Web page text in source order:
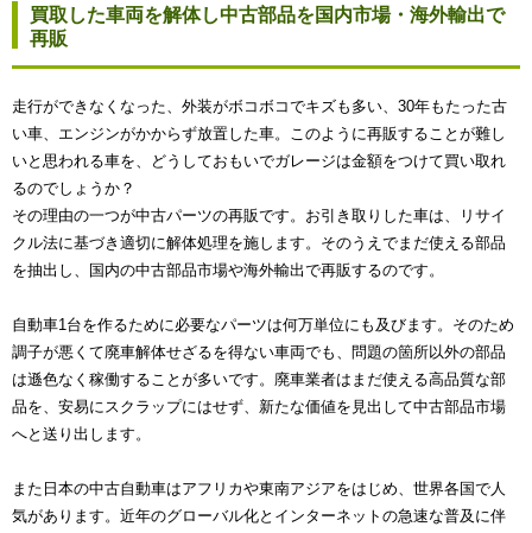
買取した車両を解体し中古部品を国内市場・海外輸出で
再販
走行ができなくなった、外装がボコボコでキズも多い、30年もたった古
い車、エンジンがかからず放置した車。このように再販することが難し
いと思われる車を、どうしておもいでガレージは金額をつけて買い取れ
るのでしょうか？
その理由の一つが中古パーツの再販です。お引き取りした車は、リサイ
クル法に基づき適切に解体処理を施します。そのうえでまだ使える部品
を抽出し、国内の中古部品市場や海外輸出で再販するのです。
自動車1台を作るために必要なパーツは何万単位にも及びます。そのため
調子が悪くて廃車解体せざるを得ない車両でも、問題の箇所以外の部品
は遜色なく稼働することが多いです。廃車業者はまだ使える高品質な部
品を、安易にスクラップにはせず、新たな価値を見出して中古部品市場
へと送り出します。
また日本の中古自動車はアフリカや東南アジアをはじめ、世界各国で人
気があります。近年のグローバル化とインターネットの急速な普及に伴